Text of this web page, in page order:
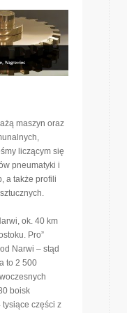
maszyn oraz
liczącym się
pneumatyki i
a także profili
ok. 40 km
Pro”
Narwi – stąd
to 2 500
boisk
tysiące części z